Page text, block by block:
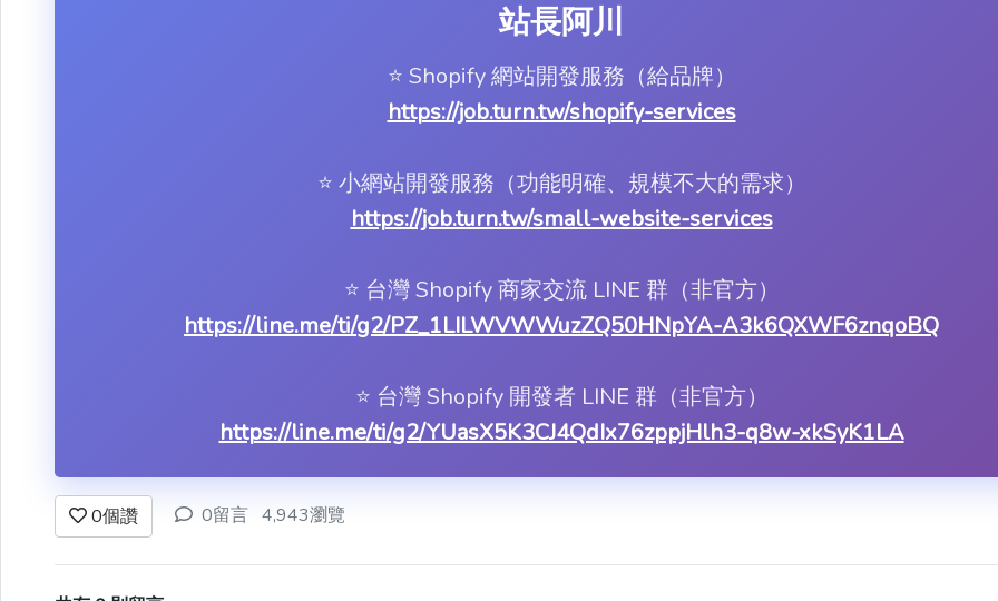
站長阿川
⭐️ Shopify 網站開發服務（給品牌）
https://job.turn.tw/shopify-services
⭐️ 小網站開發服務（功能明確、規模不大的需求）
https://job.turn.tw/small-website-services
⭐️ 台灣 Shopify 商家交流 LINE 群（非官方）
https://line.me/ti/g2/PZ_1LILWVWWuzZQ50HNpYA-A3k6QXWF6znqoBQ
⭐️ 台灣 Shopify 開發者 LINE 群（非官方）
https://line.me/ti/g2/YUasX5K3CJ4QdIx76zppjHlh3-q8w-xkSyK1LA
0個讚 0留言 4,943瀏覽